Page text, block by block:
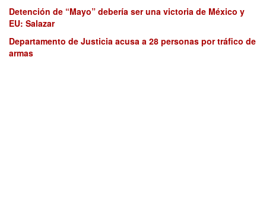
Detención de “Mayo” debería ser una victoria de México y
EU: Salazar
Departamento de Justicia acusa a 28 personas por tráfico de
armas